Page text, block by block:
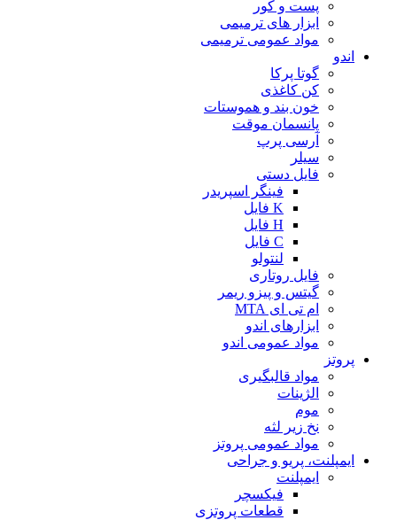
پست و کور
ابزار های ترمیمی
مواد عمومی ترمیمی
اندو
گوتا پرکا
کن کاغذی
خون بند و هموستات
پانسمان موقت
آرسی پرپ
سیلر
فایل دستی
فینگر اسپریدر
K فایل
H فایل
C فایل
لنتولو
فایل روتاری
گیتس و پیزو ریمر
ام تی ای MTA
ابزارهای اندو
مواد عمومی اندو
پروتز
مواد قالبگیری
الژینات
موم
نخ زیر لثه
مواد عمومی پروتز
ایمپلنت، پریو و جراحی
ایمپلنت
فیکسچر
قطعات پروتزی